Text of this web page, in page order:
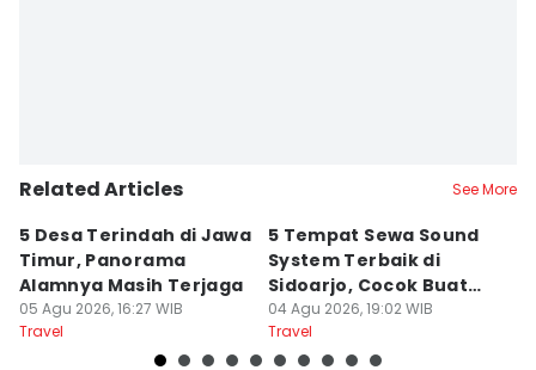
Related Articles See More
5 Desa Terindah di Jawa
Timur, Panorama
Alamnya Masih Terjaga
05 Agu 2026, 16:27 WIB
Travel
5 Tempat Sewa Sound
System Terbaik di
Sidoarjo, Cocok Buat
Agustusan
04 Agu 2026, 19:02 WIB
Travel